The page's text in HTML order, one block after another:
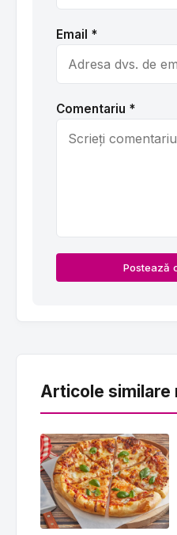
Email *
Comentariu *
Postează
Articole similare